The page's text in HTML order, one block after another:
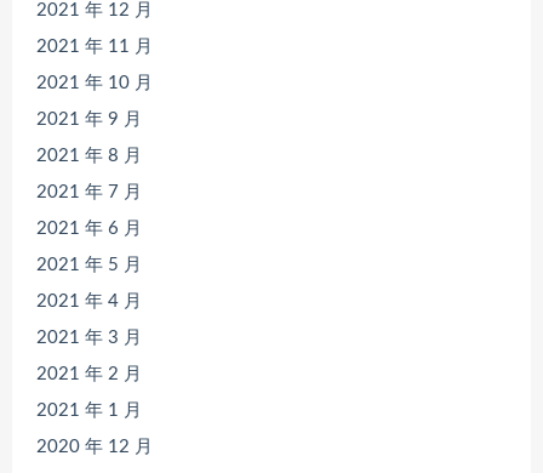
2021 年 12 月
2021 年 11 月
2021 年 10 月
2021 年 9 月
2021 年 8 月
2021 年 7 月
2021 年 6 月
2021 年 5 月
2021 年 4 月
2021 年 3 月
2021 年 2 月
2021 年 1 月
2020 年 12 月